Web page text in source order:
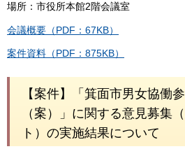
場所：市役所本館2階会議室
会議概要（PDF：67KB）
案件資料（PDF：875KB）
【案件】「箕面市男女協働
（案）」に関する意見募集
ト）の実施結果について